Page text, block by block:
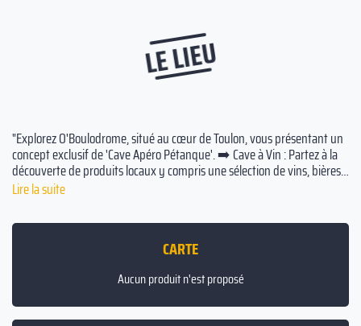
LE LIEU
"Explorez O'Boulodrome, situé au cœur de Toulon, vous présentant un
concept exclusif de 'Cave Apéro Pétanque'. ➡️ Cave à Vin : Partez à la
découverte de produits locaux y compris une sélection de vins, bières,
et apéritifs disponibles à l'emport. ➡️ Apéro: Profitez d'un moment de
apéritive. ➡️ Pétanque: Des terrains intérieurs sont à votre disposition
unique de l'Apéro Pétanque chez nous !"
Lire la suite
CARTE
Aucun produit n'est proposé